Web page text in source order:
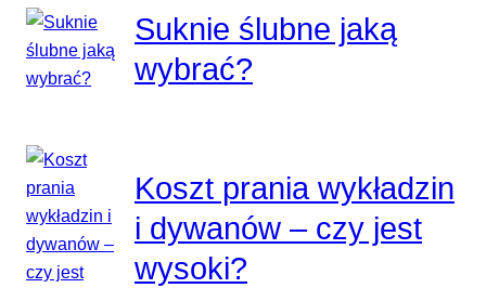
Suknie ślubne jaką
wybrać?
Koszt prania wykładzin
i dywanów – czy jest
wysoki?